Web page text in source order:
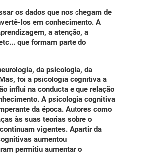
os dados que nos chegam de
los em conhecimento. A
a atenção, a
que formam parte do
da psicologia, da
foi a psicologia cognitiva a
influi na conducta e que relação
A psicologia cognitiva
da época. Autores como
às suas teorias sobre o
vigentes. Apartir da
aumentou
permitiu aumentar o